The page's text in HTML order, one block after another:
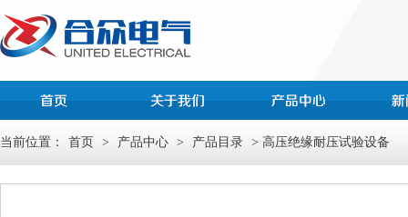
当前位置： 首页 > 产品中心 > 产品目录 > 高压绝缘耐压试验设备